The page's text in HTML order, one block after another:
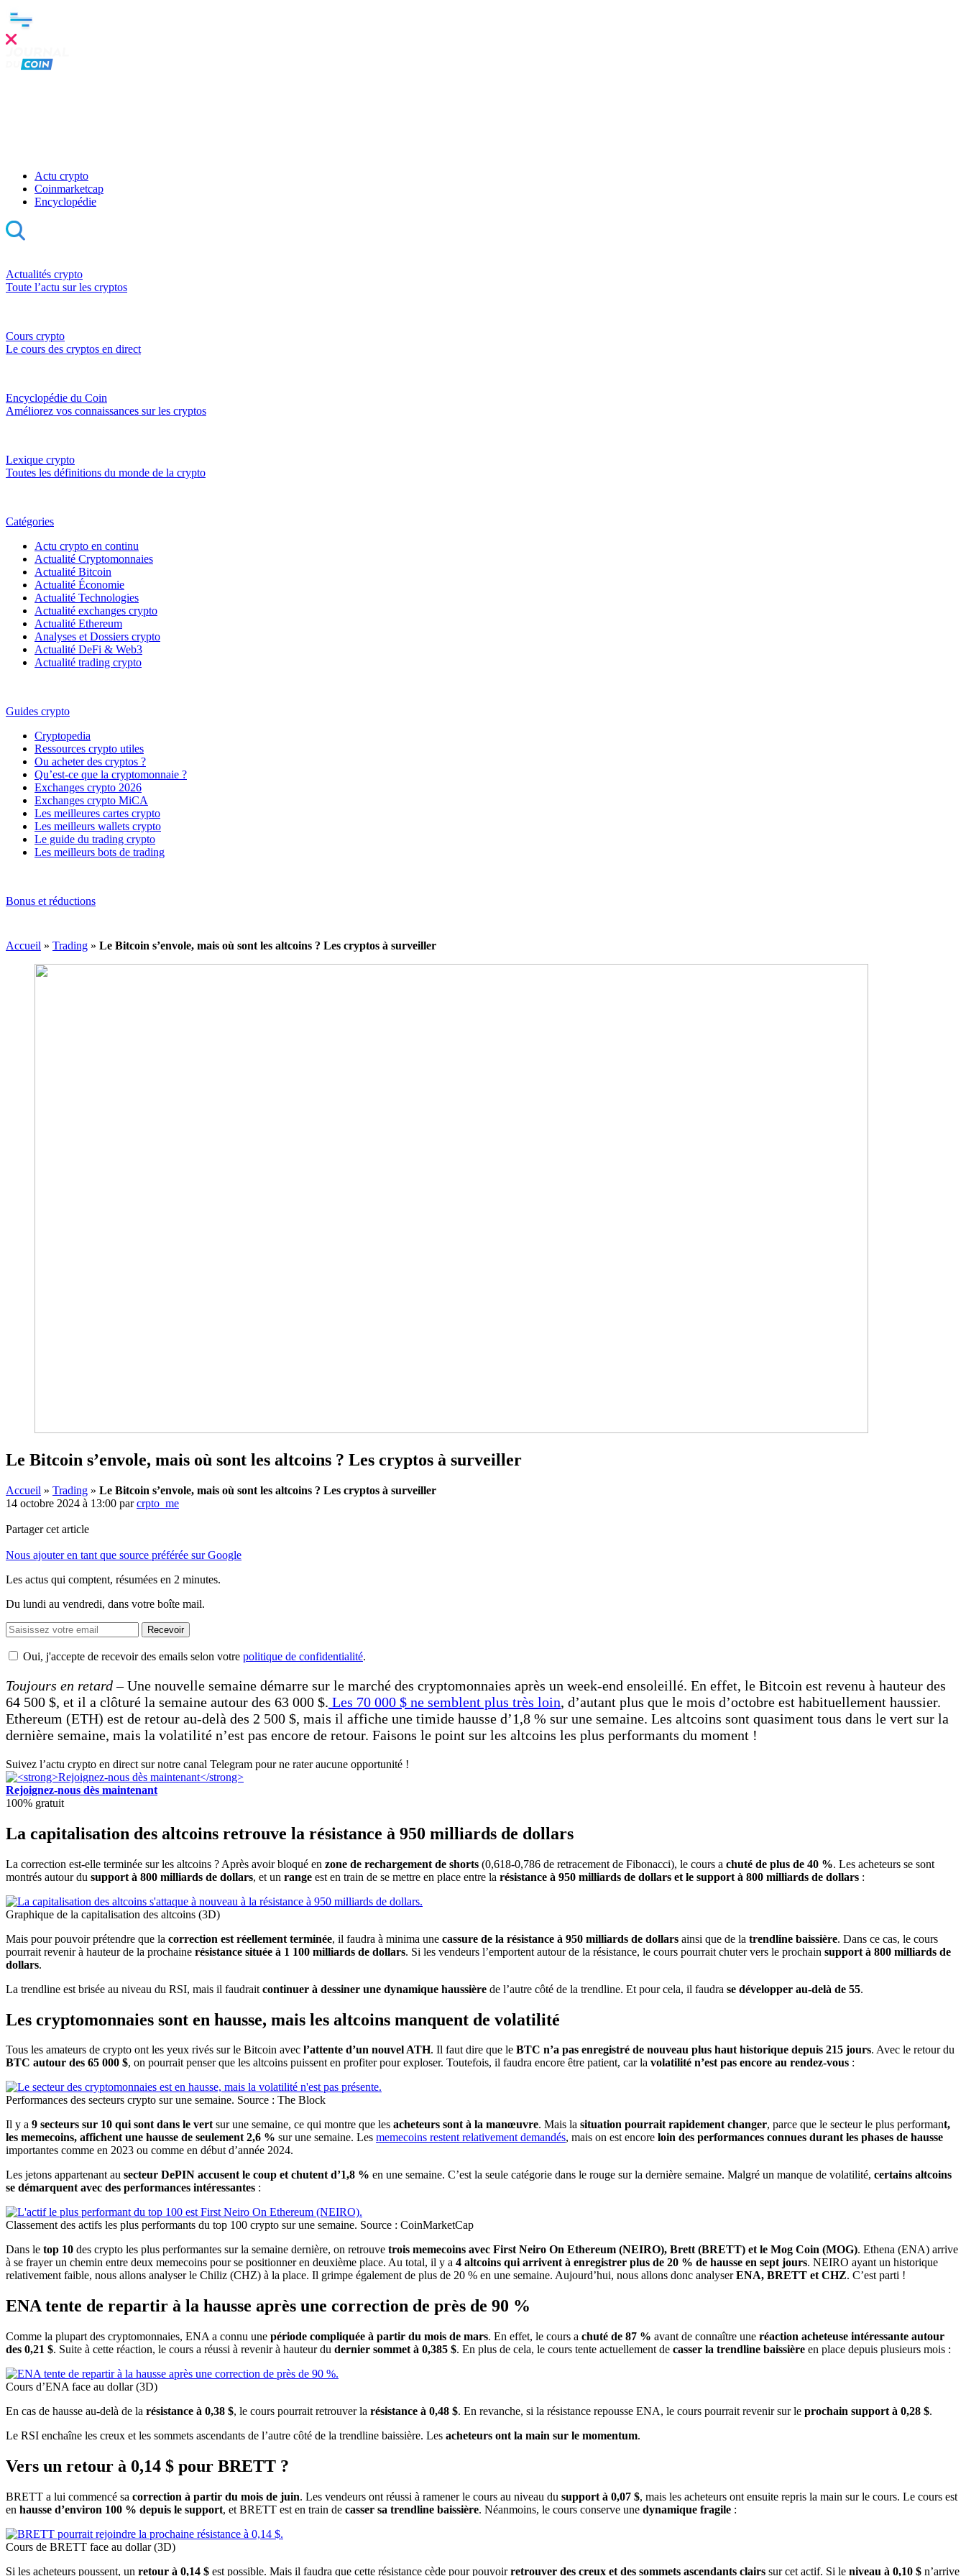
Actu crypto
Coinmarketcap
Encyclopédie
Actualités crypto
Toute l’actu sur les cryptos
Cours crypto
Le cours des cryptos en direct
Encyclopédie du Coin
Améliorez vos connaissances sur les cryptos
Lexique crypto
Toutes les définitions du monde de la crypto
Catégories
Actu crypto en continu
Actualité Cryptomonnaies
Actualité Bitcoin
Actualité Économie
Actualité Technologies
Actualité exchanges crypto
Actualité Ethereum
Analyses et Dossiers crypto
Actualité DeFi & Web3
Actualité trading crypto
Guides crypto
Cryptopedia
Ressources crypto utiles
Ou acheter des cryptos ?
Qu’est-ce que la cryptomonnaie ?
Exchanges crypto 2026
Exchanges crypto MiCA
Les meilleures cartes crypto
Les meilleurs wallets crypto
Le guide du trading crypto
Les meilleurs bots de trading
Bonus et réductions
Accueil » Trading » Le Bitcoin s’envole, mais où sont les altcoins ? Les cryptos à surveiller
Le Bitcoin s’envole, mais où sont les altcoins ? Les cryptos à surveiller
Accueil » Trading » Le Bitcoin s’envole, mais où sont les altcoins ? Les cryptos à surveiller
14 octobre 2024 à 13:00 parcrpto_me
Partager cet article
Nous ajouter en tant que source préférée sur Google
Les actus qui comptent, résumées en 2 minutes.
Du lundi au vendredi, dans votre boîte mail.
Recevoir
Oui, j'accepte de recevoir des emails selon votre politique de confidentialité.
Toujours en retard– Une nouvelle semaine démarre sur le marché des cryptomonnaies après un week-end ensoleillé. En effet, le Bitcoin est revenu à hauteur des
64 500 $, et il a clôturé la semaine autour des 63 000 $. Les 70 000 $ ne semblent plus très loin, d’autant plus que le mois d’octobre est habituellement haussier.
Ethereum (ETH) est de retour au-delà des 2 500 $, mais il affiche une timide hausse d’1,8 % sur une semaine. Les altcoins sont quasiment tous dans le vert sur la
dernière semaine, mais la volatilité n’est pas encore de retour. Faisons le point sur les altcoins les plus performants du moment !
Suivez l’actu crypto en direct sur notre canal Telegram pour ne rater aucune opportunité !
Rejoignez-nous dès maintenant
100% gratuit
La capitalisation des altcoins retrouve la résistance à 950 milliards de dollars
La correction est-elle terminée sur les altcoins ? Après avoir bloqué en zone de rechargement de shorts (0,618-0,786 de retracement de Fibonacci), le cours a chuté de plus de 40 %. Les acheteurs se sont
montrés autour du support à 800 milliards de dollars, et un range est en train de se mettre en place entre la résistance à 950 milliards de dollars et le support à 800 milliards de dollars :
Graphique de la capitalisation des altcoins (3D)
Mais pour pouvoir prétendre que la correction est réellement terminée, il faudra à minima une cassure de la résistance à 950 milliards de dollars ainsi que de la trendline baissière. Dans ce cas, le cours
pourrait revenir à hauteur de la prochaine résistance située à 1 100 milliards de dollars. Si les vendeurs l’emportent autour de la résistance, le cours pourrait chuter vers le prochain support à 800 milliards de
dollars.
La trendline est brisée au niveau du RSI, mais il faudrait continuer à dessiner une dynamique haussière de l’autre côté de la trendline. Et pour cela, il faudra se développer au-delà de 55.
Les cryptomonnaies sont en hausse, mais les altcoins manquent de volatilité
Tous les amateurs de crypto ont les yeux rivés sur le Bitcoin avec l’attente d’un nouvel ATH. Il faut dire que le BTC n’a pas enregistré de nouveau plus haut historique depuis 215 jours. Avec le retour du
BTC autour des 65 000 $, on pourrait penser que les altcoins puissent en profiter pour exploser. Toutefois, il faudra encore être patient, car la volatilité n’est pas encore au rendez-vous :
Performances des secteurs crypto sur une semaine. Source : The Block
Il y a 9 secteurs sur 10 qui sont dans le vertsur une semaine, ce qui montre que les acheteurs sont à la manœuvre. Mais la situation pourrait rapidement changer, parce que le secteur le plus performant,
les memecoins, affichent une hausse de seulement 2,6 % sur une semaine. Les memecoins restent relativement demandés, mais on est encore loin des performances connues durant les phases de hausse
importantes comme en 2023 ou comme en début d’année 2024.
Les jetons appartenant au secteur DePIN accusent le coup et chutent d’1,8 % en une semaine. C’est la seule catégorie dans le rouge sur la dernière semaine. Malgré un manque de volatilité, certains altcoins
se démarquent avec des performances intéressantes :
Classement des actifs les plus performants du top 100 crypto sur une semaine. Source : CoinMarketCap
Dans le top 10 des crypto les plus performantes sur la semaine dernière, on retrouve trois memecoins avec First Neiro On Ethereum (NEIRO), Brett (BRETT) et le Mog Coin (MOG). Ethena (ENA) arrive
à se frayer un chemin entre deux memecoins pour se positionner en deuxième place. Au total, il y a 4 altcoins qui arrivent à enregistrer plus de 20 % de hausse en sept jours. NEIRO ayant un historique
relativement faible, nous allons analyser le Chiliz (CHZ) à la place. Il grimpe également de plus de 20 % en une semaine. Aujourd’hui, nous allons donc analyserENA, BRETT et CHZ. C’est parti !
ENA tente de repartir à la hausse après une correction de près de 90 %
Comme la plupart des cryptomonnaies, ENA a connu une période compliquée à partir du mois de mars. En effet, le cours a chuté de 87 % avant de connaître une réaction acheteuse intéressante autour
des 0,21 $. Suite à cette réaction, le cours a réussi à revenir à hauteur du dernier sommet à 0,385 $. En plus de cela, le cours tente actuellement de casser la trendline baissière en place depuis plusieurs mois :
Cours d’ENA face au dollar (3D)
En cas de hausse au-delà de la résistance à 0,38 $, le cours pourrait retrouver la résistance à 0,48 $. En revanche, si la résistance repousse ENA, le cours pourrait revenir sur le prochain support à 0,28 $.
Le RSI enchaîne les creux et les sommets ascendants de l’autre côté de la trendline baissière. Les acheteurs ont la main sur le momentum.
Vers un retour à 0,14 $ pour BRETT ?
BRETT a lui commencé sa correction à partir du mois de juin. Les vendeurs ont réussi à ramener le cours au niveau du support à 0,07 $, mais les acheteurs ont ensuite repris la main sur le cours. Le cours est
en hausse d’environ 100 % depuis le support, et BRETT est en train de casser sa trendline baissière. Néanmoins, le cours conserve une dynamique fragile :
Cours de BRETT face au dollar (3D)
Si les acheteurs poussent, un retour à 0,14 $ est possible. Mais il faudra que cette résistance cède pour pouvoirretrouver des creux et des sommets ascendants clairs sur cet actif. Si le niveau à 0,10 $ n’arrive